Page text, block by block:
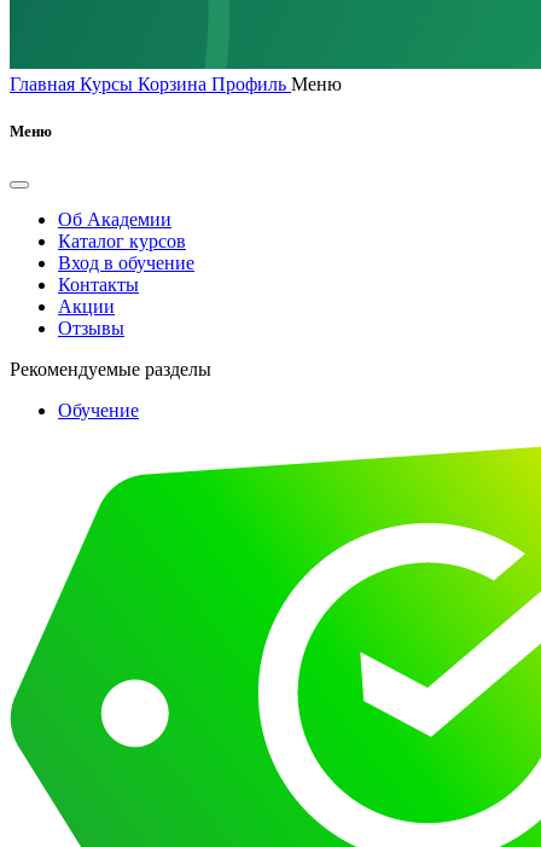
Главная Курсы Корзина Профиль Меню
Меню
Об Академии
Каталог курсов
Вход в обучение
Контакты
Акции
Отзывы
Рекомендуемые разделы
Обучение